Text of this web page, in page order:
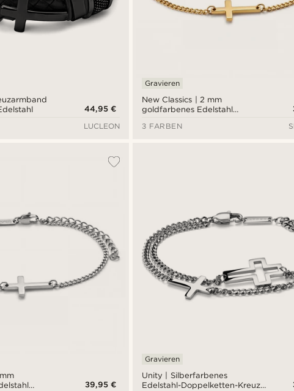
44,95 €
LUCLEON
New Classics | 2 mm
goldfarbenes Edelstahl
Gravieren
3 FARBEN
39,95 €
Unity | Silberfarbenes
Edelstahl-Doppelketten-Kreuz-
Gravieren